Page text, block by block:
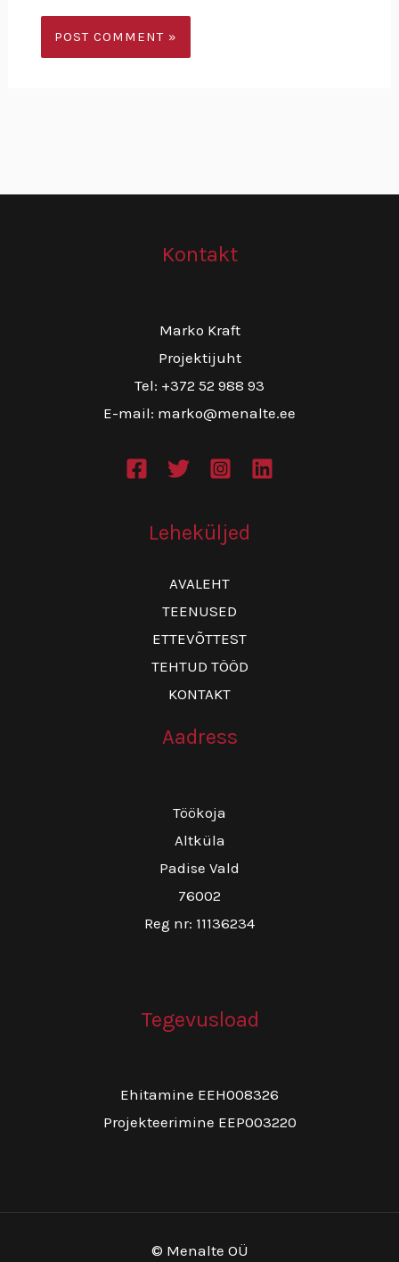
Kontakt
Marko Kraft
Projektijuht
Tel: +372 52 988 93
E-mail: marko@menalte.ee
Leheküljed
AVALEHT
TEENUSED
ETTEVÕTTEST
TEHTUD TÖÖD
KONTAKT
Aadress
Töökoja
Altküla
Padise Vald
76002
Reg nr: 11136234
Tegevusload
Ehitamine EEH008326
Projekteerimine EEP003220
© Menalte OÜ